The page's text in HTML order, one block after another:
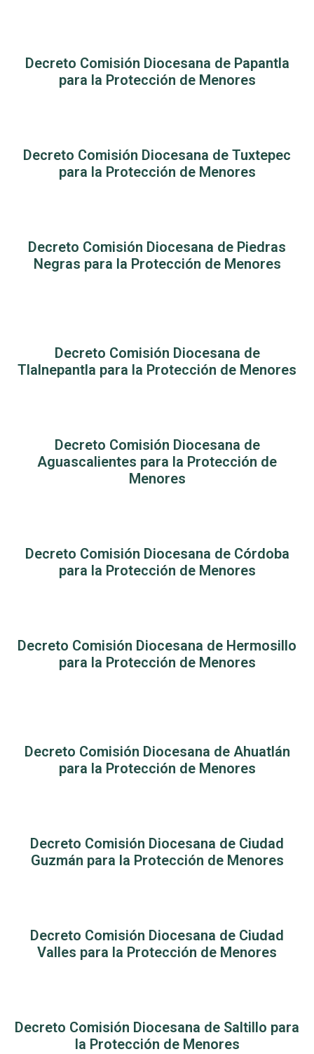
Decreto Comisión Diocesana de Papantla
para la Protección de Menores
Decreto Comisión Diocesana de Tuxtepec
para la Protección de Menores
Decreto Comisión Diocesana de Piedras
Negras para la Protección de Menores
Decreto Comisión Diocesana de
Tlalnepantla para la Protección de Menores
Decreto Comisión Diocesana de
Aguascalientes para la Protección de
Menores
Decreto Comisión Diocesana de Córdoba
para la Protección de Menores
Decreto Comisión Diocesana de Hermosillo
para la Protección de Menores
Decreto Comisión Diocesana de Ahuatlán
para la Protección de Menores
Decreto Comisión Diocesana de Ciudad
Guzmán para la Protección de Menores
Decreto Comisión Diocesana de Ciudad
Valles para la Protección de Menores
Decreto Comisión Diocesana de Saltillo para
la Protección de Menores